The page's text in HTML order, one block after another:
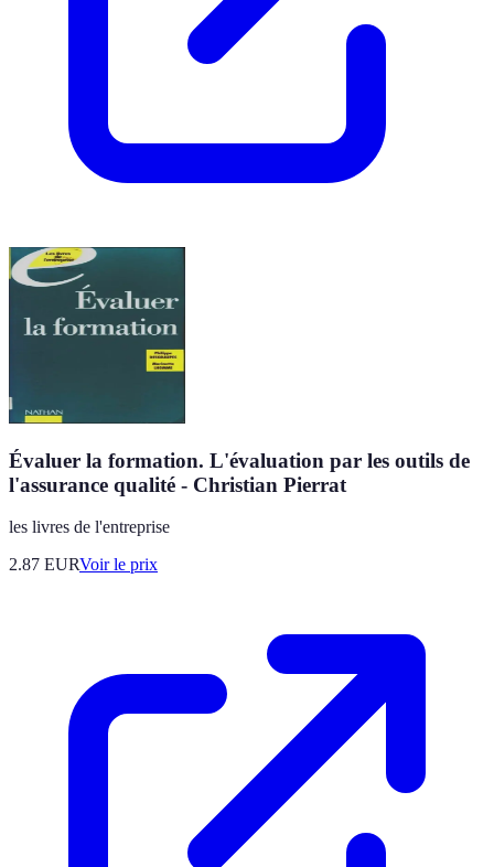
Évaluer la formation. L'évaluation par les outils de
l'assurance qualité - Christian Pierrat
les livres de l'entreprise
2.87 EURVoir le prix